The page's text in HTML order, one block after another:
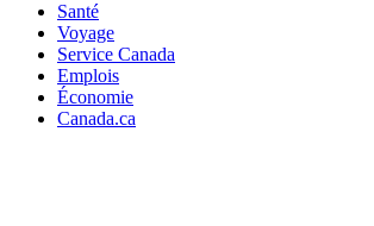
Santé
Voyage
Service Canada
Emplois
Économie
Canada.ca